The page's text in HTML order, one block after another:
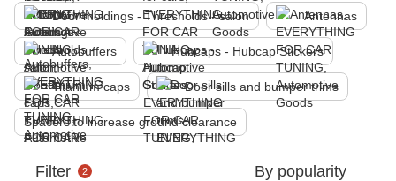
Door moldings - Thresholds - salon Antennas
Autobuffers Hubcaps - Hubcap Stickers
Titanium caps Door sills and bumper trims
Spacers to increase ground clearance
Filter 2 By popularity